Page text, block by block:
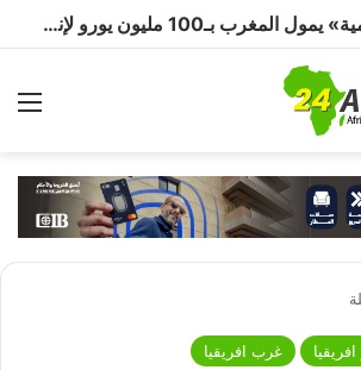
محمد صلاح يشعل تركيا.. استقبال جماهيري حافل وترحيب بـ”الملك المصري” قبل انضمامه إلى طرابزون سبور
افريقيا غرب افريقيا